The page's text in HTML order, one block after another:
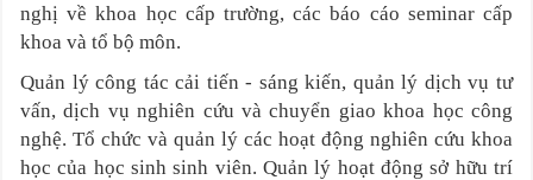
nghị về khoa học cấp trường, các báo cáo seminar cấp
khoa và tổ bộ môn.
Quản lý công tác cải tiến - sáng kiến, quản lý dịch vụ tư
vấn, dịch vụ nghiên cứu và chuyển giao khoa học công
nghệ. Tổ chức và quản lý các hoạt động nghiên cứu khoa
học của học sinh sinh viên. Quản lý hoạt động sở hữu trí